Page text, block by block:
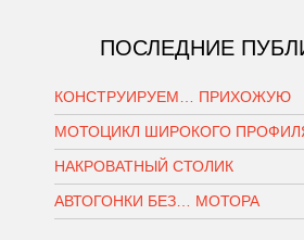
ПОСЛЕДНИЕ
КОНСТРУИРУЕМ… ПРИХОЖУЮ
МОТОЦИКЛ ШИРОКОГО
НАКРОВАТНЫЙ СТОЛИК
АВТОГОНКИ БЕЗ… МОТОРА